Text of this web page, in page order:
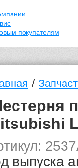
покупателям
/
выпуска